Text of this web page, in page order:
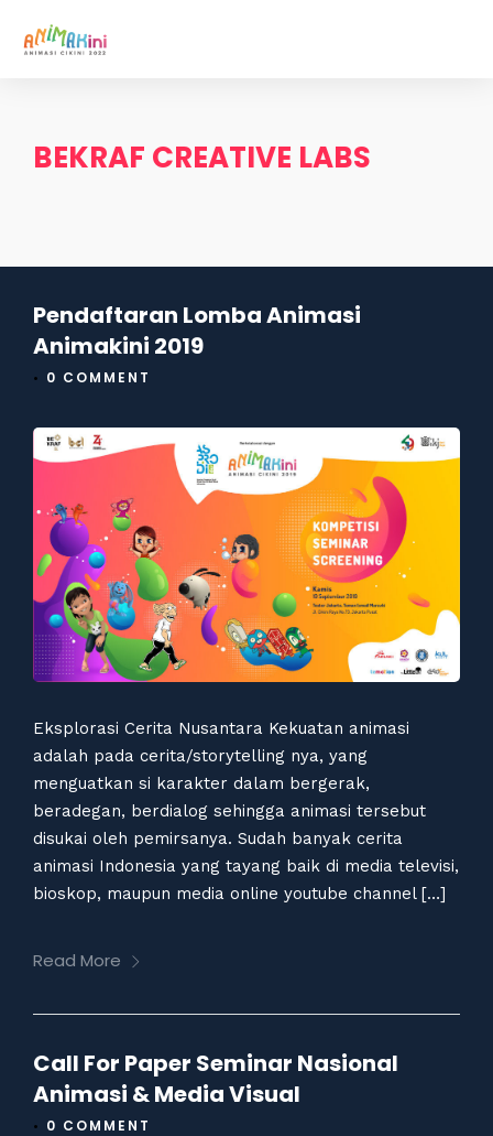
BEKRAF CREATIVE LABS
Pendaftaran Lomba Animasi
Animakini 2019
• 0 COMMENT
Eksplorasi Cerita Nusantara Kekuatan animasi
adalah pada cerita/storytelling nya, yang
menguatkan si karakter dalam bergerak,
beradegan, berdialog sehingga animasi tersebut
disukai oleh pemirsanya. Sudah banyak cerita
animasi Indonesia yang tayang baik di media televisi,
bioskop, maupun media online youtube channel […]
Read More
Call For Paper Seminar Nasional
Animasi & Media Visual
• 0 COMMENT